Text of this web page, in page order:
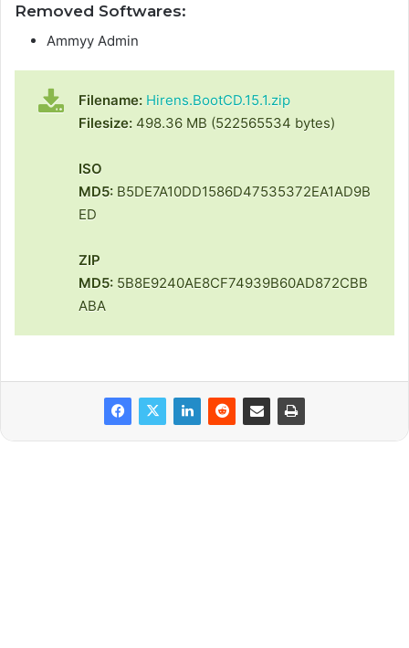
Removed Softwares:
Ammyy Admin
Filename: Hirens.BootCD.15.1.zip
Filesize: 498.36 MB (522565534 bytes)
ISO
MD5: B5DE7A10DD1586D47535372EA1AD9B
ED
ZIP
MD5: 5B8E9240AE8CF74939B60AD872CBB
ABA